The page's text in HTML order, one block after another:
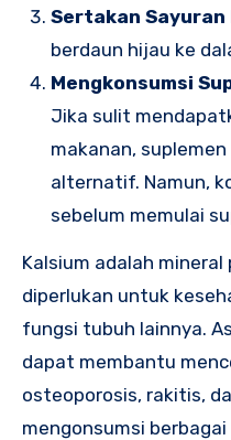
Sertakan Sayuran
berdaun hijau ke
Mengkonsumsi
Jika sulit
makanan,
alternatif. Namun,
sebelum memulai
Kalsium adalah
diperlukan untuk
fungsi tubuh lainnya.
dapat membantu
osteoporosis, rakitis,
mengonsumsi